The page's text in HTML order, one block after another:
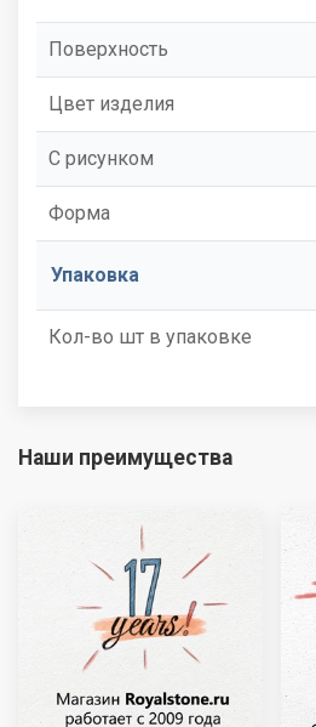
Поверхность
Цвет изделия
С рисунком
Форма
Упаковка
Кол-во шт в упаковке
Наши преимущества